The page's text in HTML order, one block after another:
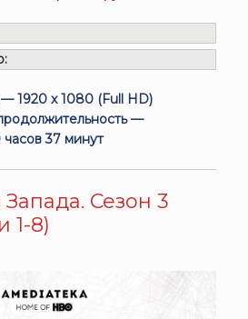
— 1920 x 1080 (Full HD)
—
часов 37 минут
Сезон 3
1-8)